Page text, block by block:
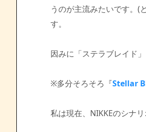
うのが主流みたいです。(
す。
因みに「ステラブレイド
※多分そろそろ『Stellar
私は現在、NIKKEのシナリ